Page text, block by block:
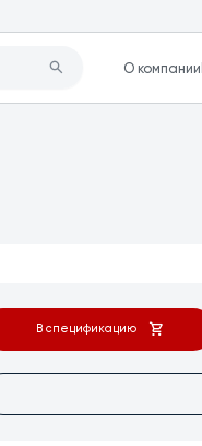
О компании
В спецификацию